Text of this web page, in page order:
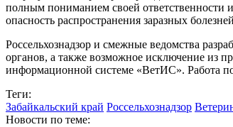
полным пониманием своей ответственности
опасность распространения заразных
Россельхознадзор и смежные ведомства
органов, а также возможное исключение из
информационной системе «ВетИС». Работа
Теги:
Забайкальский край Россельхознадзор
Новости по теме: